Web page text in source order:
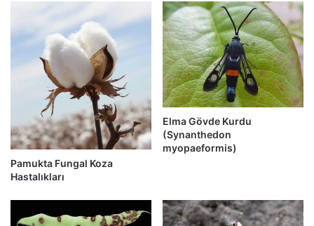
Pamukta Fungal Koza
Hastalıkları
Elma Gövde Kurdu
(Synanthedon
myopaeformis)